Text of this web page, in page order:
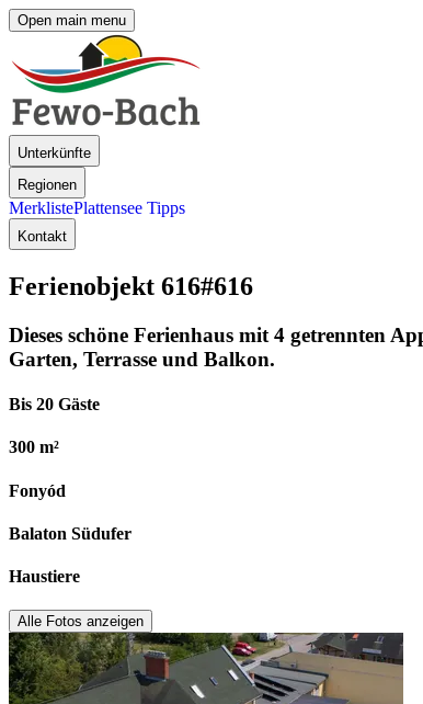
Open main menu
Unterkünfte
Regionen
MerklistePlattensee Tipps
Kontakt
Ferienobjekt 616#616
Dieses schöne Ferienhaus mit 4 getrennten
Garten, Terrasse und Balkon.
Bis 20 Gäste
300 m²
Fonyód
Balaton Südufer
Haustiere
Alle Fotos anzeigen